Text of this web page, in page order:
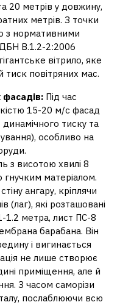
20 метрів у довжину,
метрів. З точки
з нормативними
В.1.2-2:2006
вітрило, яке
повітряних мас.
фасадів:Під час
15-20 м/с фасад
динамічного тиску та
особливо на
з висотою хвилі 8
гнучким матеріалом.
ангару, кріплячи
(лаг), які розташовані
1.2 метра, лист ПС-8
барабана. Він
і вигинається
не лише створює
приміщення, але й
З часом саморізи
послаблюючи всю